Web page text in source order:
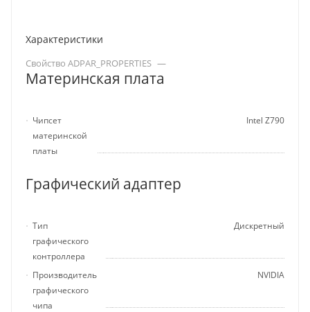
Характеристики
Свойство ADPAR_PROPERTIES —
Материнская плата
Чипсет
материнской
платы
Intel Z790
Графический адаптер
Тип
графического
контроллера
Дискретный
Производитель
графического
чипа
NVIDIA